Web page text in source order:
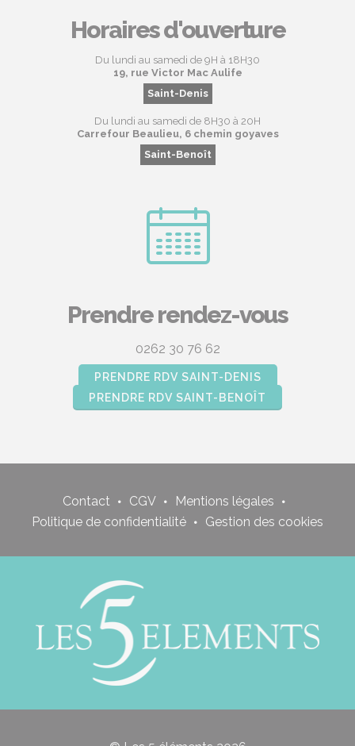
Horaires d'ouverture
Du lundi au samedi de 9H à 18H30
19, rue Victor Mac Aulife
Saint-Denis
Du lundi au samedi de 8H30 à 20H
Carrefour Beaulieu, 6 chemin goyaves
Saint-Benoît
Prendre rendez-vous
0262 30 76 62
PRENDRE RDV SAINT-DENIS
PRENDRE RDV SAINT-BENOÎT
Contact CGV
Mentions légales
Politique de confidentialité
Gestion des cookies